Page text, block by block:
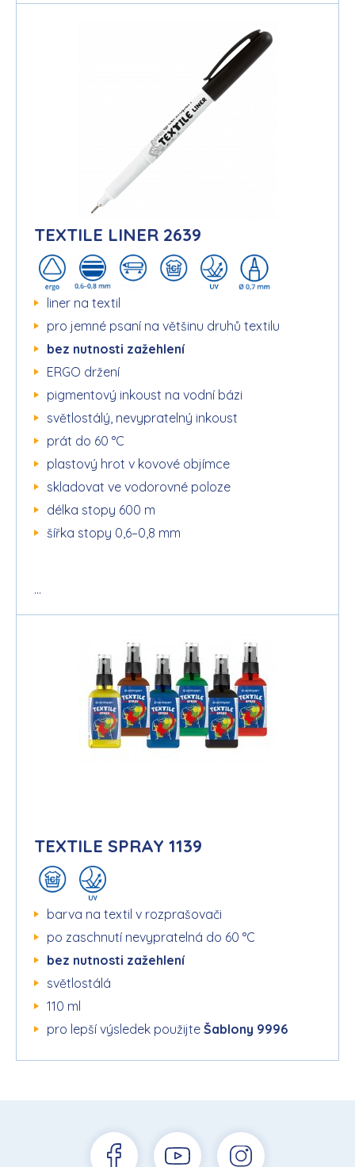
TEXTILE LINER 2639
liner na textil
pro jemné psaní na většinu druhů textilu
bez nutnosti zažehlení
ERGO držení
pigmentový inkoust na vodní bázi
světlostálý, nevypratelný inkoust
prát do 60 °C
plastový hrot v kovové objímce
skladovat ve vodorovné poloze
délka stopy 600 m
šířka stopy 0,6–0,8 mm
...
TEXTILE SPRAY 1139
barva na textil v rozprašovači
po zaschnutí nevypratelná do 60 °C
bez nutnosti zažehlení
světlostálá
110 ml
pro lepší výsledek použijte Šablony 9996